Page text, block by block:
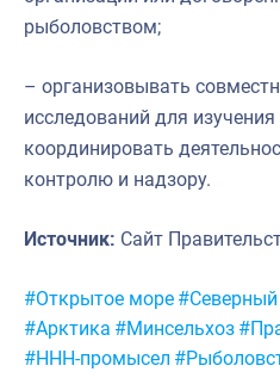
рыболовством;
– организовывать
исследований для
координировать
контролю и надзору.
Источник: Сайт
Метки:
#Открытое море
#Арктика #Минсельхоз
#ННН-промысел